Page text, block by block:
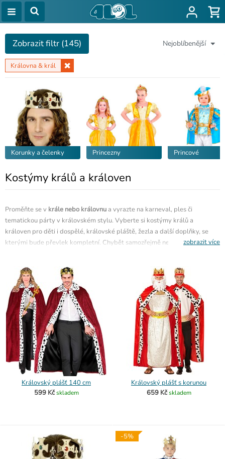
Nejoblíbenější
Zobrazit filtr (145)
Královna & král
Korunky a čelenky Princezny Princové
Kostýmy králů a královen
Proměňte se v krále nebo královnua vyrazte na karneval, ples či
tematickou párty v královském stylu. Vyberte si kostýmy králů a
královen pro děti i dospělé, královské pláště, žezla a další doplňky, se
kterými bude převlek kompletní. Chybět samozřejmě nesmí anikrálovská
středověké kostýmy a doplňky
zobrazit více
Královský plášť 140 cm
599 Kč skladem
Královský plášť s korunou
659 Kč skladem
-5%